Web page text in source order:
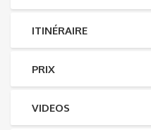
ITINÉRAIRE
PRIX
VIDEOS